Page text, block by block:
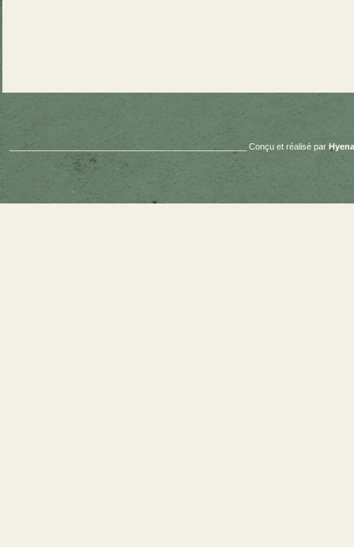
__________________________________________________ Conçu et réalisé par